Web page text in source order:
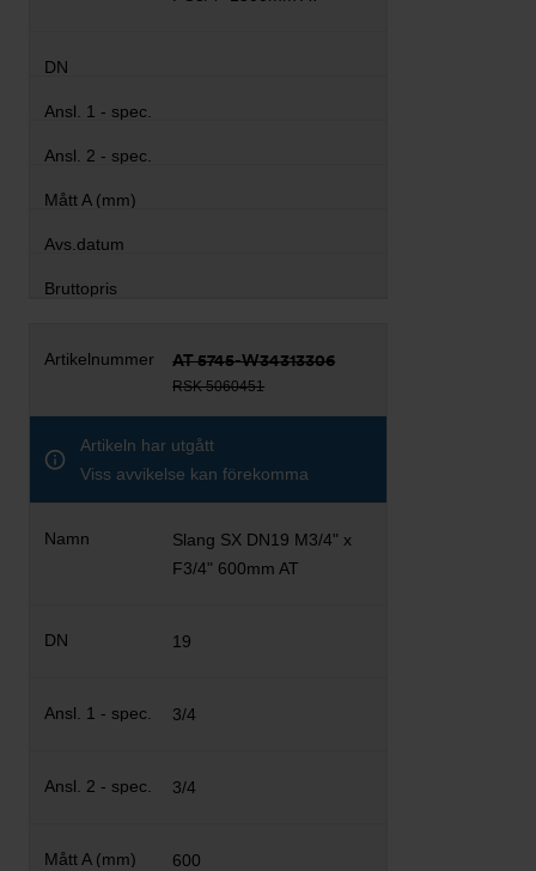
AT 5745-W34313306
RSK 5060451
Artikeln har utgått
Viss avvikelse kan förekomma
Slang SX DN19 M3/4" x
F3/4" 600mm AT
19
3/4
3/4
600